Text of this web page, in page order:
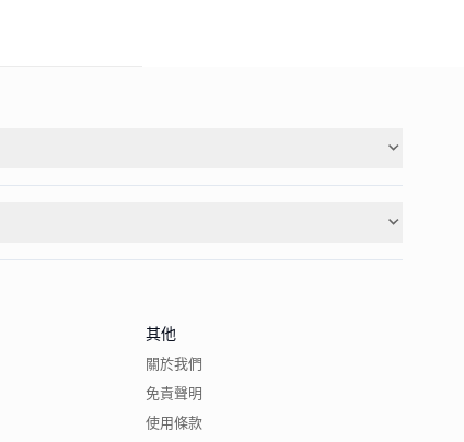
其他
關於我們
免責聲明
使用條款